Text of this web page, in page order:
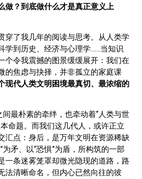
做？到底做什么才是真正意义上
穿了我几年的阅读与思考。从人类学
学到历史、经济与心理学……当知识
个令我震撼的图景缓缓展开：我们在
的焦虑与抉择，并非孤立的家庭课
现代人类文明困境最真切、最浓缩的
间最朴素的牵绊，也牵动着“人类与世
命题。而我们这几代人，或许正立
汇点：身后，是万年文明在资源稀缺
为矛、以“恐惧”为盾，所构筑的一部
一条迷雾笼罩却微光隐现的道路，路
法清晰命名，但内心已然向往的彼